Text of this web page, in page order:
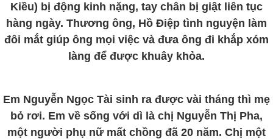
Kiều) bị động kinh nặng, tay chân bị giật liên tục
hàng ngày. Thương ông, Hồ Điệp tình nguyện làm
đôi mắt giúp ông mọi việc và đưa ông đi khắp xóm
làng để được khuây khỏa.
Em Nguyễn Ngọc Tài sinh ra được vài tháng thì mẹ
bỏ rơi. Em về sống với dì là chị Nguyễn Thị Pha,
một người phụ nữ mất chồng đã 20 năm. Chị một